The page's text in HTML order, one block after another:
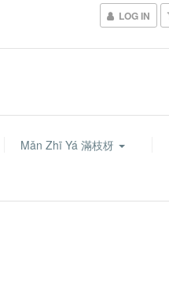
LOG IN
Mǎn Zhī Yá 滿枝枒